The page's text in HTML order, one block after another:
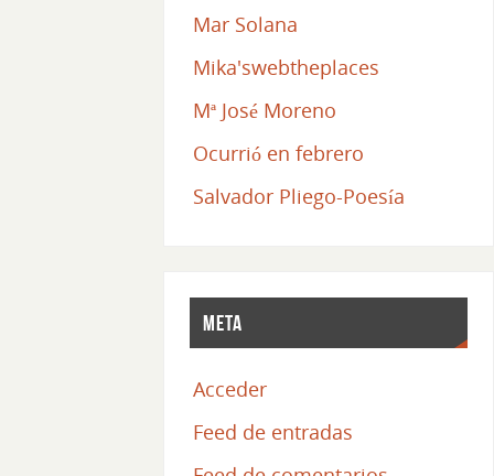
Mar Solana
Mika'swebtheplaces
Mª José Moreno
Ocurrió en febrero
Salvador Pliego-Poesía
Meta
Acceder
Feed de entradas